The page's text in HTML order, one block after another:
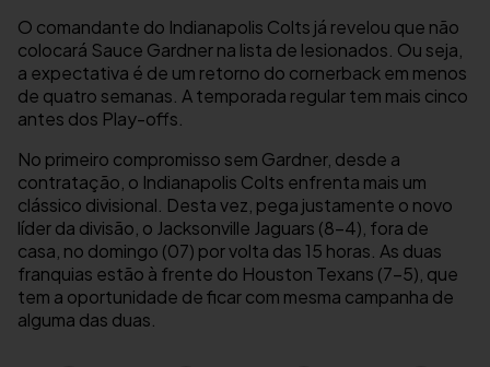
O comandante do Indianapolis Colts já revelou que não
colocará Sauce Gardner na lista de lesionados. Ou seja,
a expectativa é de um retorno do cornerback em menos
de quatro semanas. A temporada regular tem mais cinco
antes dos Play-offs.
No primeiro compromisso sem Gardner, desde a
contratação, o Indianapolis Colts enfrenta mais um
clássico divisional. Desta vez, pega justamente o novo
líder da divisão, o Jacksonville Jaguars (8-4), fora de
casa, no domingo (07) por volta das 15 horas. As duas
franquias estão à frente do Houston Texans (7-5), que
tem a oportunidade de ficar com mesma campanha de
alguma das duas.